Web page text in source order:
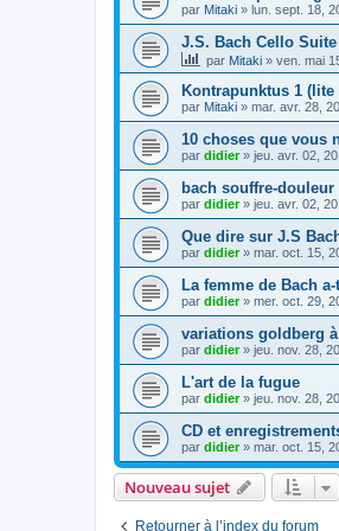
par Mitaki » lun. sept. 18,
J.S. Bach Cello
par Mitaki » ven. mai
Kontrapunktus 1
par Mitaki » mar. avr. 28,
10 choses que vous
par didier» jeu. avr. 02,
bach souffre-
par didier» jeu. avr. 02,
Que dire sur J.S
par didier» mar. oct. 15,
La femme de Bach
par didier» mer. oct. 29,
variations goldberg
par didier» jeu. nov. 28,
L'art de la fugue
par didier» jeu. nov. 28,
CD et
par didier» mar. oct. 15,
Nouveau sujet
Retourner à l’index du forum